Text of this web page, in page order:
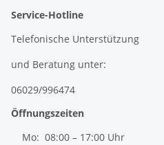
Service-Hotline
Telefonische Unterstützung
und Beratung unter:
06029/996474
Öffnungszeiten
Mo: 08:00 – 17:00 Uhr